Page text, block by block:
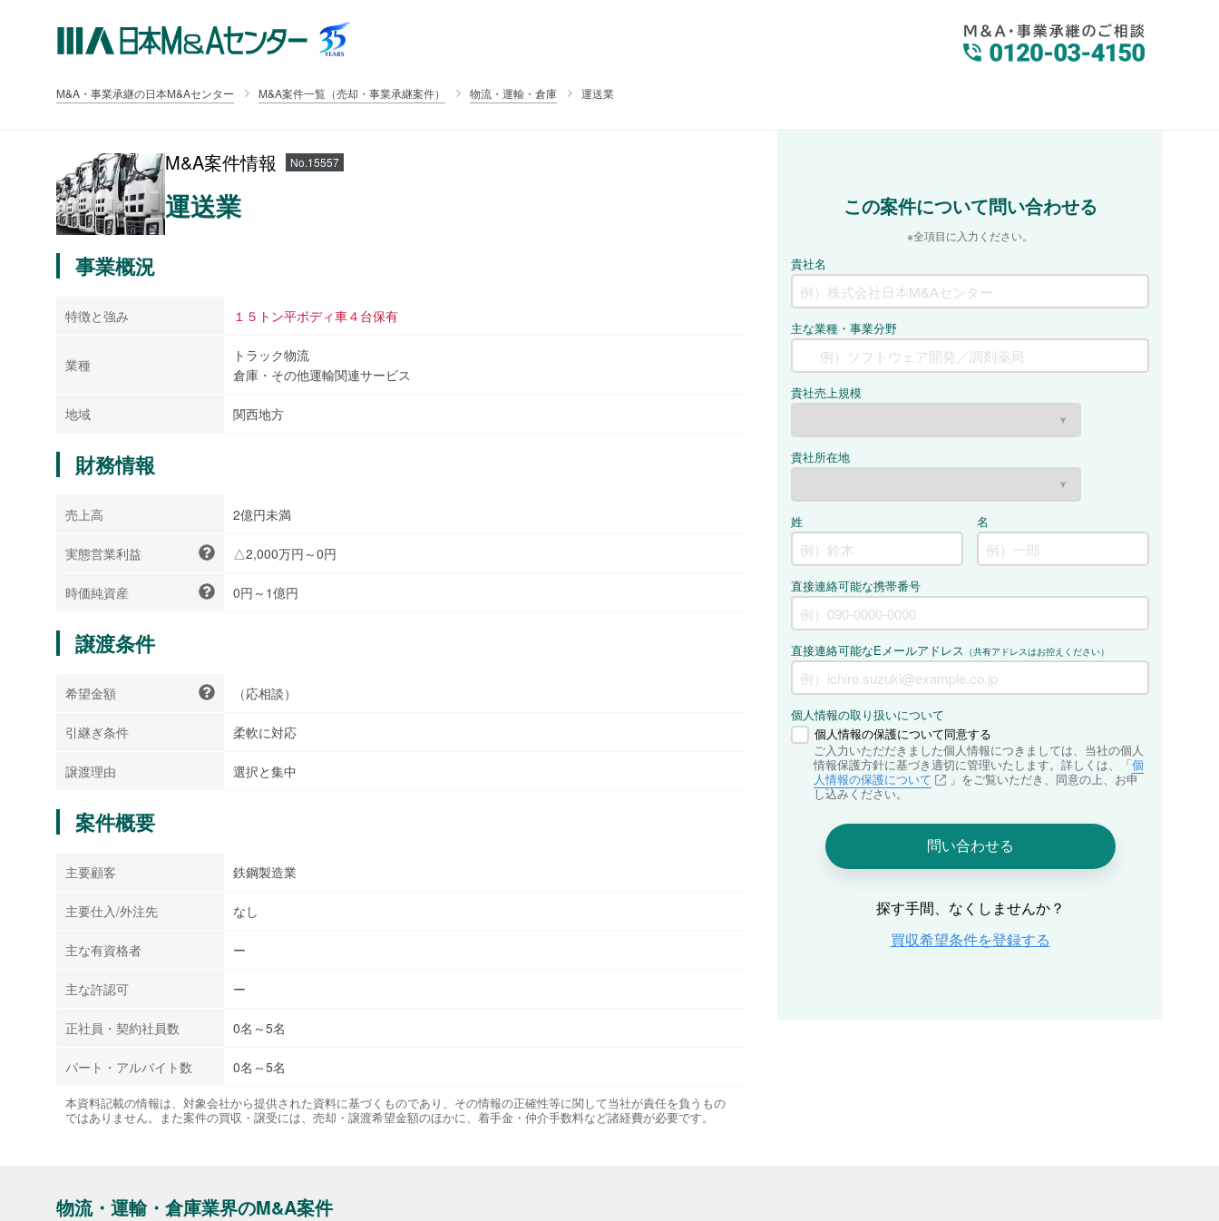
M&A・事業承継の日本M&Aセンター M&A案件一覧（売却・事業承継案件） 物流・運輸・倉庫 運送業
M&A案件情報 No.15557
運送業
事業概況
特徴と強み １５トン平ボディ車４台保有
業種
トラック物流
倉庫・その他運輸関連サービス
地域 関西地方
財務情報
売上高 2億円未満
実態営業利益 △2,000万円～0円
時価純資産 0円～1億円
譲渡条件
希望金額 （応相談）
引継ぎ条件 柔軟に対応
譲渡理由 選択と集中
案件概要
主要顧客 鉄鋼製造業
主要仕入/外注先 なし
主な有資格者 ー
主な許認可 ー
正社員・契約社員数 0名～5名
パート・アルバイト数 0名～5名
本資料記載の情報は、対象会社から提供された資料に基づくものであり、その情報の正確性等に関して当社が責任を負うもの
ではありません。また案件の買収・譲受には、売却・譲渡希望金額のほかに、着手金・仲介手数料など諸経費が必要です。
物流・運輸・倉庫業界のM&A案件